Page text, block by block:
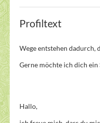
Profiltext
Wege entstehen dadurch,
Gerne möchte ich dich ein
Hallo,